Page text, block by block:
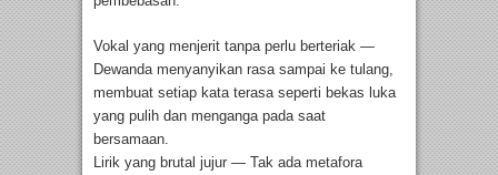
Vokal yang menjerit tanpa perlu berteriak —
Dewanda menyanyikan rasa sampai ke tulang,
membuat setiap kata terasa seperti bekas luka
yang pulih dan menganga pada saat
bersamaan.
Lirik yang brutal jujur — Tak ada metafora